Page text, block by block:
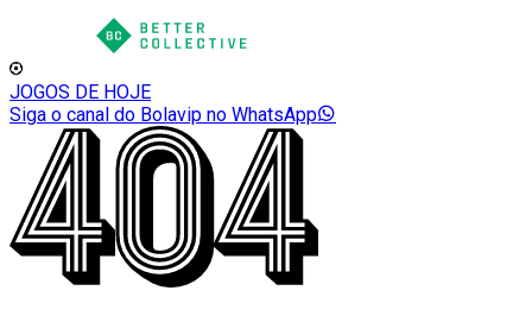
JOGOS DE HOJE
Siga o canal do Bolavip no WhatsApp